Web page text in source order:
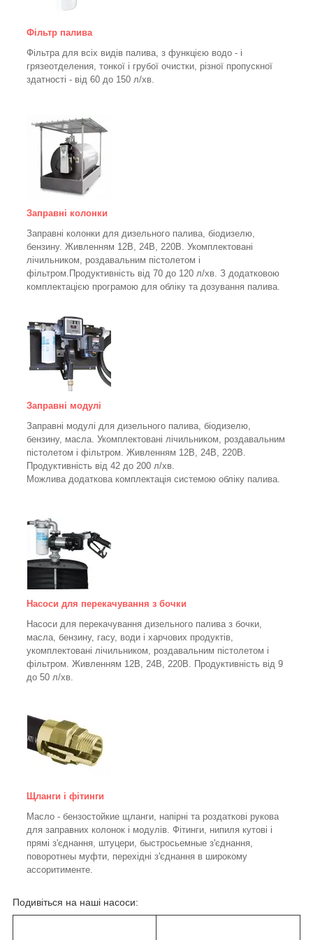
Фільтр палива
Фільтра для всіх видів палива, з функцією водо - і
грязеотделения, тонкої і грубої очистки, різної пропускної
здатності - від 60 до 150 л/хв.
Заправні колонки
Заправні колонки для дизельного палива, біодизелю,
бензину. Живленням 12В, 24В, 220В. Укомплектовані
лічильником, роздавальним пістолетом і
фільтром. Продуктивність від 70 до 120 л/хв. З додатковою
комплектацією програмою для обліку та дозування палива.
Заправні модулі
Заправні модулі для дизельного палива, біодизелю,
бензину, масла. Укомплектовані лічильником, роздавальним
пістолетом і фільтром. Живленням 12В, 24В, 220В.
Продуктивність від 42 до 200 л/хв.
Можлива додаткова комплектація системою обліку палива.
Насоси для перекачування з бочки
Насоси для перекачування дизельного палива з бочки,
масла, бензину, гасу, води і харчових продуктів,
укомплектовані лічильником, роздавальним пістолетом і
фільтром. Живленням 12В, 24В, 220В. Продуктивність від 9
до 50 л/хв.
Щланги і фітинги
Масло - бензостойкие щланги, напірні та роздаткові рукова
для заправних колонок і модулів. Фітинги, нипиля кутові і
прямі з'єднання, штуцери, быстросьемные з'єднання,
поворотнеы муфти, перехідні з'єднання в широкому
ассоритименте.
Подивіться на наші насоси: